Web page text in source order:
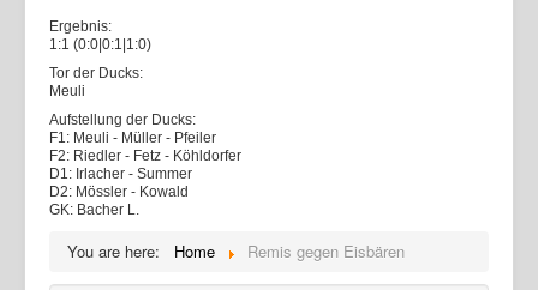
Ergebnis:
1:1 (0:0|0:1|1:0)
Tor der Ducks:
Meuli
Aufstellung der Ducks:
F1: Meuli - Müller - Pfeiler
F2: Riedler - Fetz - Köhldorfer
D1: Irlacher - Summer
D2: Mössler - Kowald
GK: Bacher L.
You are here: Home Remis gegen Eisbären